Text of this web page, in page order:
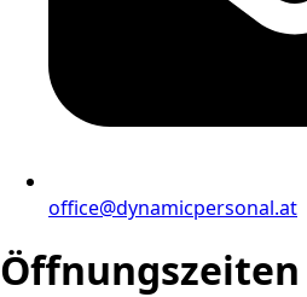
office@dynamicpersonal.at
Öffnungszeiten